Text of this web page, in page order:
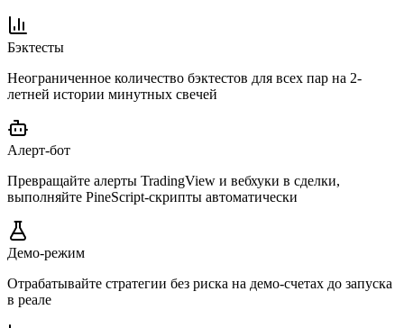
Бэктесты
Неограниченное количество бэктестов для всех пар на 2-
летней истории минутных свечей
Алерт-бот
Превращайте алерты TradingView и вебхуки в сделки,
выполняйте PineScript-скрипты автоматически
Демо-режим
Отрабатывайте стратегии без риска на демо-счетах до запуска
в реале